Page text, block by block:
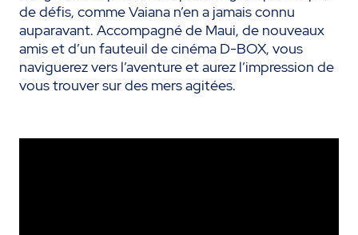
de défis, comme Vaiana n’en a jamais connu
auparavant. Accompagné de Maui, de nouveaux
amis et d’un fauteuil de cinéma D-BOX, vous
naviguerez vers l’aventure et aurez l’impression de
vous trouver sur des mers agitées.